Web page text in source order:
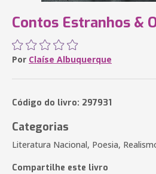
Contos Estranhos &
Por Claíse Albuquerque
Código do livro: 297931
Categorias
Literatura Nacional, Poesia,
Compartilhe este livro